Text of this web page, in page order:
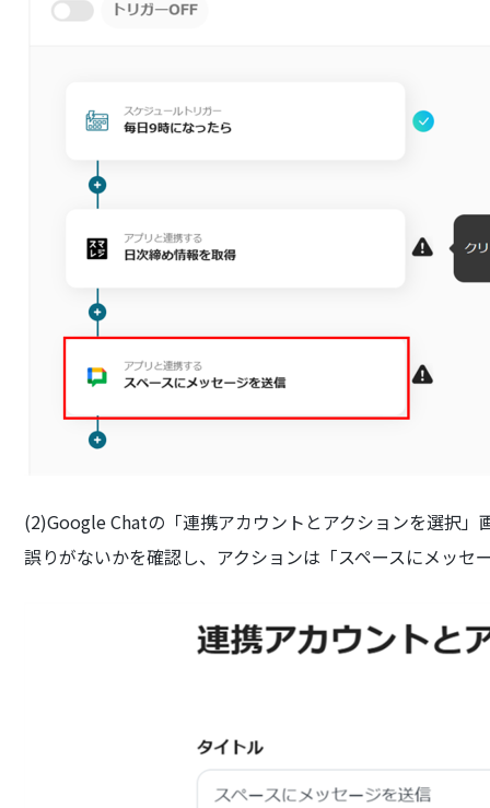
(2)Google Chatの「連携アカウントとアクションを選択
誤りがないかを確認し、アクションは「スペースにメッ